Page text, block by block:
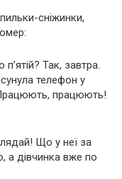
сніжинки,
Так, завтра.
телефон у
працюють!
Що у неї за
а дівчинка вже по